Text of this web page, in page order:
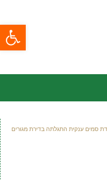
פתח
סמים ענקית התגלתה בדירת מגורים